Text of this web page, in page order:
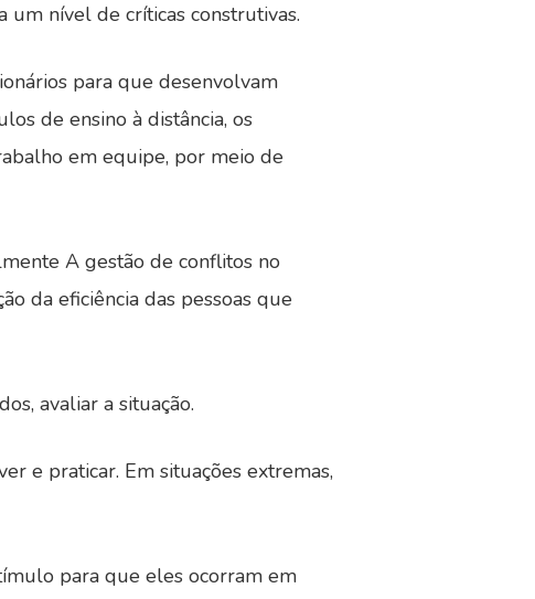
um nível de críticas construtivas.
para que desenvolvam
de ensino à distância, os
em equipe, por meio de
A gestão de conflitos no
da eficiência das pessoas que
avaliar a situação.
e praticar. Em situações extremas,
para que eles ocorram em